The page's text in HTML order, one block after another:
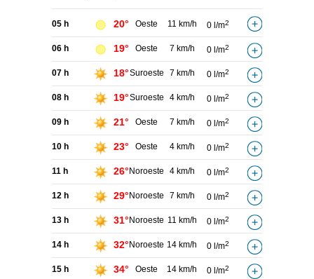
05 h 20° Oeste 11 km/h 0 l/m2
06 h 19° Oeste 7 km/h 0 l/m2
07 h 18°Suroeste 7 km/h 0 l/m2
08 h 19°Suroeste 4 km/h 0 l/m2
09 h 21° Oeste 7 km/h 0 l/m2
10 h 23° Oeste 4 km/h 0 l/m2
11 h 26° Noroeste 4 km/h 0 l/m2
12 h 29° Noroeste 7 km/h 0 l/m2
13 h 31° Noroeste 11 km/h 0 l/m2
14 h 32° Noroeste 14 km/h 0 l/m2
15 h 34° Oeste 14 km/h 0 l/m2